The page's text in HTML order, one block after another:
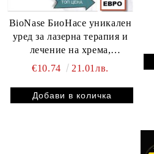
BioNase БиоНасе уникален
уред за лазерна терапия и
лечение на хрема,
алергичен ренинт и
10.74 евро
€10.74 21.01лв.